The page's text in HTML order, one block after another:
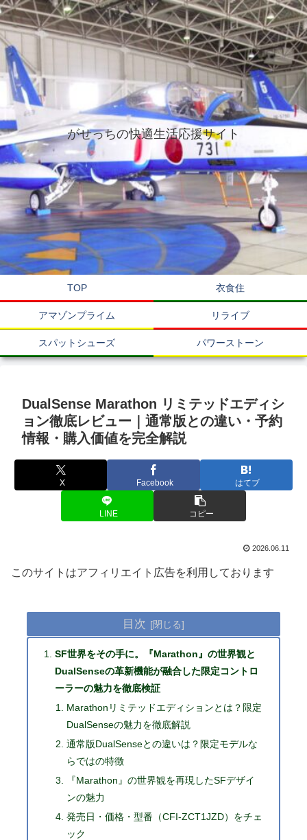
がせっちの快適生活応援サイト
TOP 衣食住
アマゾンプライム リライブ
スパットシューズ パワーストーン
DualSense Marathon リミテッドエディシ
ョン徹底レビュー｜通常版との違い・予約
情報・購入価値を完全解説
X Facebook はてブ
LINE コピー
2026.06.11
このサイトはアフィリエイト広告を利用しております
目次
SF世界をその手に。『Marathon』の世界観と
DualSenseの革新機能が融合した限定コントロ
ーラーの魅力を徹底検証
Marathonリミテッドエディションとは？限定
DualSenseの魅力を徹底解説
通常版DualSenseとの違いは？限定モデルな
らではの特徴
『Marathon』の世界観を再現したSFデザイ
ンの魅力
発売日・価格・型番（CFI-ZCT1JZD）をチェ
ック